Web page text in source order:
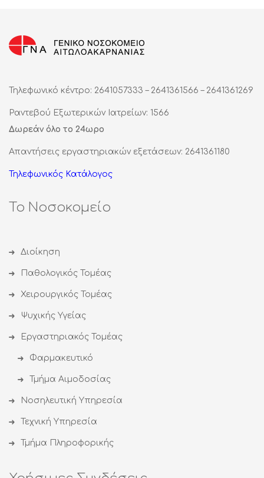
Τηλεφωνικό κέντρο: 2641057333 – 2641361566 – 2641361269
Ραντεβού Εξωτερικών Ιατρείων: 1566
Δωρεάν όλο το 24ωρο
Απαντήσεις εργαστηριακών εξετάσεων: 2641361180
Τηλεφωνικός Κατάλογος
Το Νοσοκομείο
Διοίκηση
Παθολογικός Τομέας
Χειρουργικός Τομέας
Ψυχικής Υγείας
Εργαστηριακός Τομέας
Φαρμακευτικό
Τμήμα Αιμοδοσίας
Νοσηλευτική Υπηρεσία
Τεχνική Υπηρεσία
Τμήμα Πληροφορικής